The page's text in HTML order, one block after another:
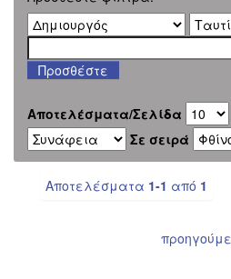
Αποτελέσματα/Σελίδα
Σε σειρά
Αποτελέσματα 1-1 από 1